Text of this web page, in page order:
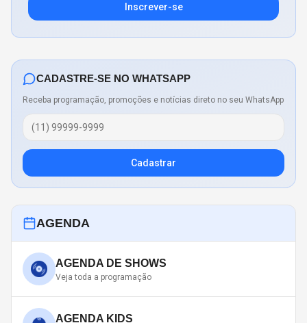
Inscrever-se
CADASTRE-SE NO WHATSAPP
Receba programação, promoções e notícias direto no seu WhatsApp
Cadastrar
AGENDA
AGENDA DE SHOWS
Veja toda a programação
AGENDA KIDS